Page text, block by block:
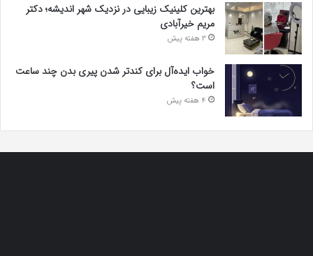
بهترین کلینیک زیبایی در نزدیک شهر اندیشه؛ دکتر
مریم خیرآبادی
3 هفته پیش
خواب ایده‌آل برای کندتر شدن پیری بدن چند ساعت
است؟
4 هفته پیش